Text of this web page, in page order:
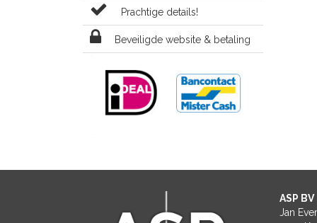
Prachtige details!
Beveiligde website & betaling
ASP BV
Jan